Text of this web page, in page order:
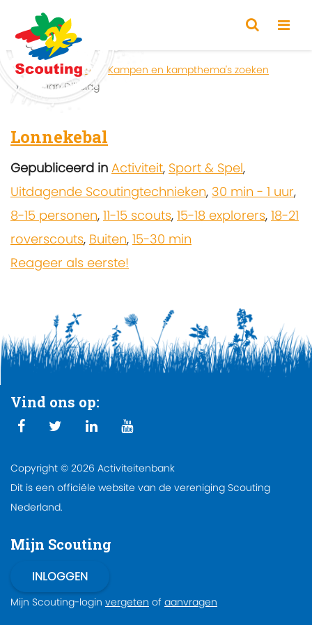
Home Zoeken
Kampen en kampthema's zoeken
Kristian Dijkslag
Lonnekebal
Gepubliceerd in Activiteit, Sport & Spel,
Uitdagende Scoutingtechnieken, 30 min - 1 uur,
8-15 personen, 11-15 scouts, 15-18 explorers, 18-21
roverscouts, Buiten, 15-30 min
Reageer als eerste!
Vind ons op:
Copyright © 2026 Activiteitenbank
Dit is een officiële website van de vereniging Scouting
Nederland.
Mijn Scouting
Mijn Scouting-login vergeten of aanvragen